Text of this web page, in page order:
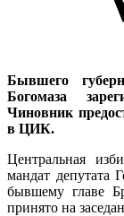
Бывшего
Богомаза
Чиновник
в ЦИК.
Центральная
мандат депутата
бывшему главе
принято на